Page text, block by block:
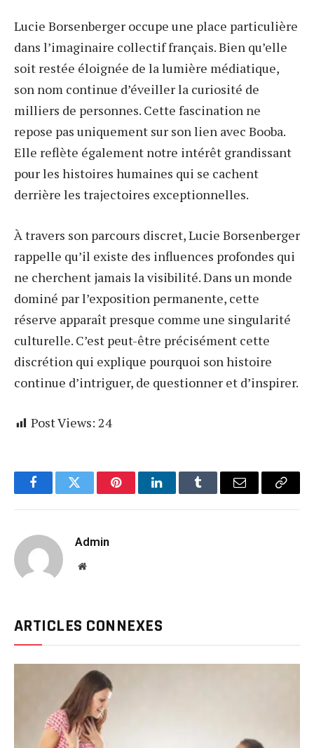
Lucie Borsenberger occupe une place particulière
dans l’imaginaire collectif français. Bien qu’elle
soit restée éloignée de la lumière médiatique,
son nom continue d’éveiller la curiosité de
milliers de personnes. Cette fascination ne
repose pas uniquement sur son lien avec Booba.
Elle reflète également notre intérêt grandissant
pour les histoires humaines qui se cachent
derrière les trajectoires exceptionnelles.
À travers son parcours discret, Lucie Borsenberger
rappelle qu’il existe des influences profondes qui
ne cherchent jamais la visibilité. Dans un monde
dominé par l’exposition permanente, cette
réserve apparaît presque comme une singularité
culturelle. C’est peut-être précisément cette
discrétion qui explique pourquoi son histoire
continue d’intriguer, de questionner et d’inspirer.
Post Views: 24
FacebookTwitter PinterestLinkedInTumblr Email
Copy
Admin
Website
ARTICLES CONNEXES